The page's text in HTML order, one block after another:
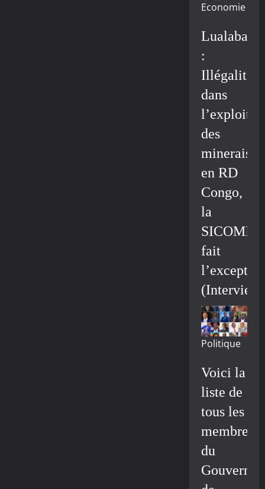
Economie
Lualaba
:
Illégalité
dans
des
minerais
en RD
Congo,
la
fait
(Interview)
Politique
Voici la
liste de
tous les
membres
du